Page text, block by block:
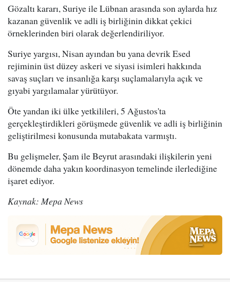
Gözaltı kararı, Suriye ile Lübnan arasında son aylarda hız
kazanan güvenlik ve adli iş birliğinin dikkat çekici
örneklerinden biri olarak değerlendiriliyor.
Suriye yargısı, Nisan ayından bu yana devrik Esed
rejiminin üst düzey askeri ve siyasi isimleri hakkında
savaş suçları ve insanlığa karşı suçlamalarıyla açık ve
gıyabi yargılamalar yürütüyor.
Öte yandan iki ülke yetkilileri, 5 Ağustos'ta
gerçekleştirdikleri görüşmede güvenlik ve adli iş birliğinin
geliştirilmesi konusunda mutabakata varmıştı.
Bu gelişmeler, Şam ile Beyrut arasındaki ilişkilerin yeni
dönemde daha yakın koordinasyon temelinde ilerlediğine
işaret ediyor.
Kaynak: Mepa News